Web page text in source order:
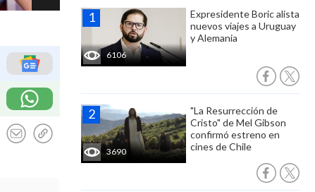
6106
Expresidente Boric alista
nuevos viajes a Uruguay
y Alemania
3690
"La Resurrección de
Cristo" de Mel Gibson
confirmó estreno en
cines de Chile